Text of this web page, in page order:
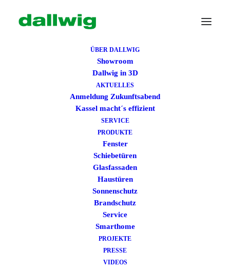
ÜBER DALLWIG
Showroom
Dallwig in 3D
AKTUELLES
Anmeldung Zukunftsabend
Kassel macht´s effizient
SERVICE
PRODUKTE
Fenster
Schiebetüren
Glasfassaden
Haustüren
Sonnenschutz
Brandschutz
Service
Smarthome
PROJEKTE
PRESSE
VIDEOS
Wir suchen Dich!
Dallwig bietet
Perspektive
Du hast Bock auf einen Job mit
Action. Bewirb dich ganz einfach